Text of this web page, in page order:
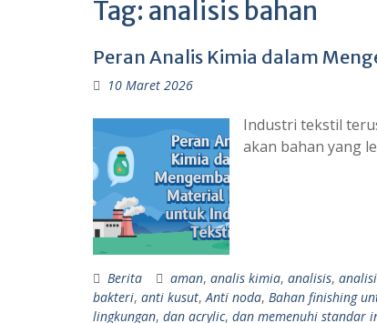
Tag: analisis bahan
Peran Analis Kimia dalam
10 Maret 2026
Industri tekstil
akan bahan yang
Berita aman, analis kimia, analisis,
bakteri, anti kusut, Anti noda, Bahan finishing
lingkungan, dan acrylic, dan memenuhi standar